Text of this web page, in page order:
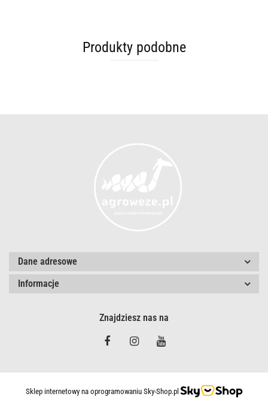
Produkty podobne
Dane adresowe
Informacje
Znajdziesz nas na
Sklep internetowy na oprogramowaniu Sky-Shop.pl